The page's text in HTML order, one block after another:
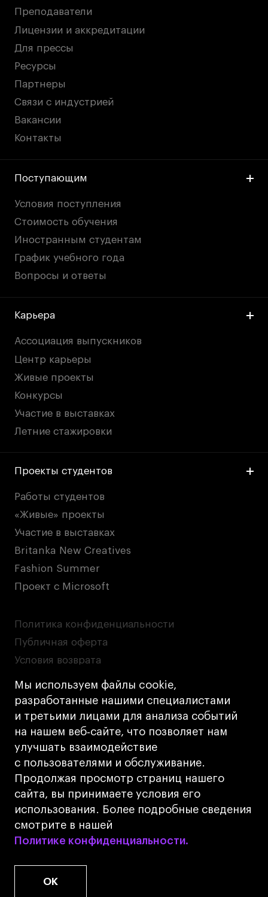
Мы используем файлы cookie,
разработанные нашими специалистами
и третьими лицами для анализа событий
на нашем веб‑сайте, что позволяет нам
улучшать взаимодействие
с пользователями и обслуживание.
Продолжая просмотр страниц нашего
сайта, вы принимаете условия его
использования. Более подробные сведения
смотрите в нашей
Политике конфиденциальности.
Политике конфиденциальности.
OK
Преподаватели
Лицензии и аккредитации
Для прессы
Ресурсы
Партнеры
Связи с индустрией
Вакансии
Контакты
Поступающим
Условия поступления
Стоимость обучения
Иностранным студентам
График учебного года
Вопросы и ответы
Карьера
Ассоциация выпускников
Центр карьеры
Живые проекты
Конкурсы
Участие в выставках
Летние стажировки
Проекты студентов
Работы студентов
«Живые» проекты
Участие в выставках
Britanka New Creatives
Fashion Summer
Проект с Microsoft
© 2026 БВШД
Политика конфиденциальности
Публичная оферта
Условия возврата
Кредит на образование с господдержкой
Лицензия на осуществление образовательной
деятельности АНО ВО «Универсальный
Университет»
Карта сайта
Дизайн
Разработка